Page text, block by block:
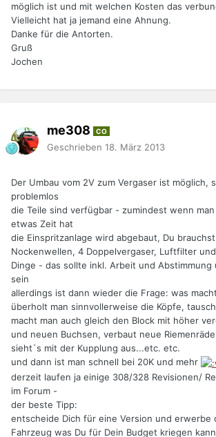
möglich ist und mit welchen Kosten das
Vielleicht hat ja jemand eine Ahnung.
Danke für die Antorten.
Gruß
Jochen
me308 CO
Geschrieben 18. März 2013
Der Umbau vom 2V zum Vergaser ist möglich,
problemlos
die Teile sind verfügbar - zumindest wenn
etwas Zeit hat
die Einspritzanlage wird abgebaut, Du
Nockenwellen, 4 Doppelvergaser, Luftfilter
Dinge - das sollte inkl. Arbeit und Abstimmung
sein
allerdings ist dann wieder die Frage: was
überholt man sinnvollerweise die Köpfe,
macht man auch gleich den Block mit höher
und neuen Buchsen, verbaut neue
sieht`s mit der Kupplung aus...etc. etc.
und dann ist man schnell bei 20K und mehr
derzeit laufen ja einige 308/328 Revisionen/
im Forum -
der beste Tipp:
entscheide Dich für eine Version und erwerbe
Fahrzeug was Du für Dein Budget kriegen